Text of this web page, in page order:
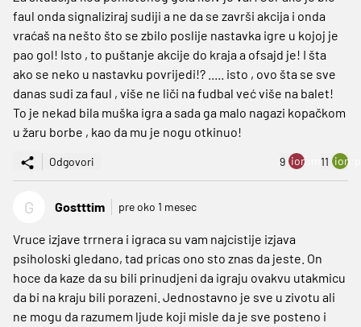
faul onda signaliziraj sudiji a ne da se završi akcija i onda
vraćaš na nešto što se zbilo poslije nastavka igre u kojoj je
pao gol! Isto , to puštanje akcije do kraja a ofsajd je! I šta
ako se neko u nastavku povrijedi!? ..... isto , ovo šta se sve
danas sudi za faul , više ne liči na fudbal već više na balet!
To je nekad bila muška igra a sada ga malo nagazi kopačkom
u žaru borbe , kao da mu je nogu otkinuo!
Odgovori 9 ion:minus
11
G Gostttim pre oko 1 mesec
Vruce izjave trrnera i igraca su vam najcistije izjava
psiholoski gledano, tad pricas ono sto znas da jeste. On
hoce da kaze da su bili prinudjeni da igraju ovakvu utakmicu
da bi na kraju bili porazeni. Jednostavno je sve u zivotu ali
ne mogu da razumem ljude koji misle da je sve posteno i